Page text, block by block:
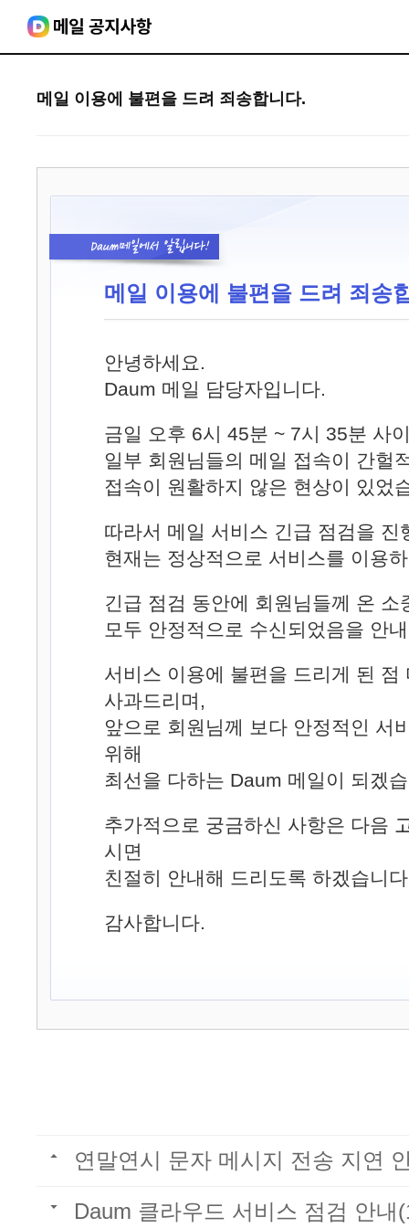
메일 이용에 불편을 드려 죄송합니다.
메일 이용에 불편을 드려 죄송
안녕하세요.
Daum 메일 담당자입니다.
금일 오후 6시 45분 ~ 7시 35분 사
일부 회원님들의 메일 접속이 간헐
접속이 원활하지 않은 현상이 있었
따라서 메일 서비스 긴급 점검을 진
현재는 정상적으로 서비스를 이용
긴급 점검 동안에 회원님들께 온 소
모두 안정적으로 수신되었음을 안
서비스 이용에 불편을 드리게 된 점
사과드리며,
앞으로 회원님께 보다 안정적인 서
위해
최선을 다하는 Daum 메일이 되겠
추가적으로 궁금하신 사항은 다음
시면
친절히 안내해 드리도록 하겠습니
감사합니다.
연말연시 문자 메시지 전송 지연
Daum 클라우드 서비스 점검 안내